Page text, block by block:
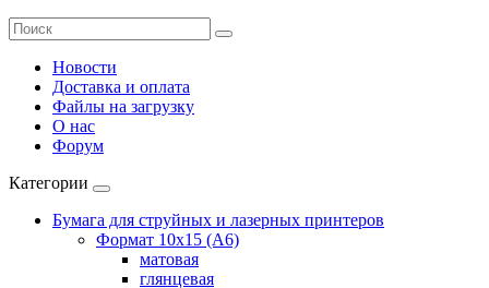
Новости
Доставка и оплата
Файлы на загрузку
О нас
Форум
Категории
Бумага для струйных и лазерных принтеров
Формат 10х15 (A6)
матовая
глянцевая